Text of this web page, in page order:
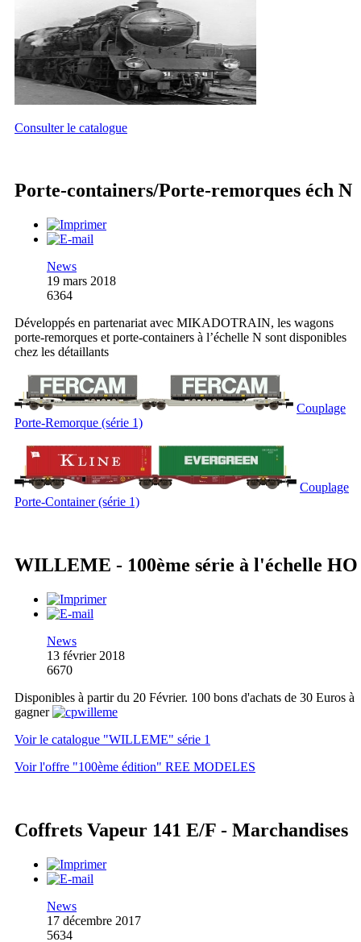
Consulter le catalogue
Porte-containers/Porte-remorques éch N
News
19 mars 2018
6364
Développés en partenariat avec MIKADOTRAIN, les wagons
porte-remorques et porte-containers à l’échelle N sont disponibles
chez les détaillants
Couplage
Porte-Remorque (série 1)
Couplage
Porte-Container (série 1)
WILLEME - 100ème série à l'échelle HO
News
13 février 2018
6670
Disponibles à partir du 20 Février. 100 bons d'achats de 30 Euros à
gagner
Voir le catalogue "WILLEME" série 1
Voir l'offre "100ème édition" REE MODELES
Coffrets Vapeur 141 E/F - Marchandises
News
17 décembre 2017
5634